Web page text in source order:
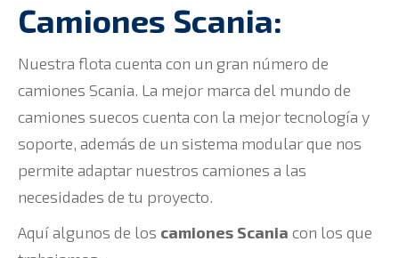
Camiones Scania:
Nuestra flota cuenta con un gran número de
camiones Scania. La mejor marca del mundo de
camiones suecos cuenta con la mejor tecnología y
soporte, además de un sistema modular que nos
permite adaptar nuestros camiones a las
necesidades de tu proyecto.
Aquí algunos de los camiones Scania con los que